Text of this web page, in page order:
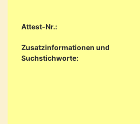
Attest-Nr.:
Zusatzinformationen und
Suchstichworte: